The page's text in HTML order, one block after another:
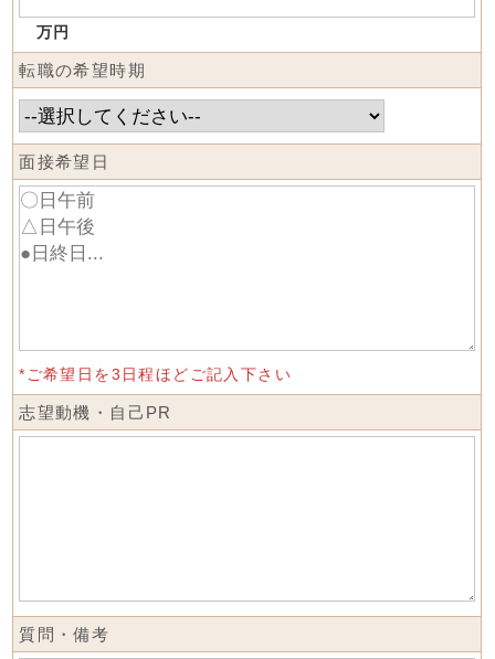
万円
転職の希望時期
面接希望日
*ご希望日を3日程ほどご記入下さい
志望動機・自己PR
質問・備考